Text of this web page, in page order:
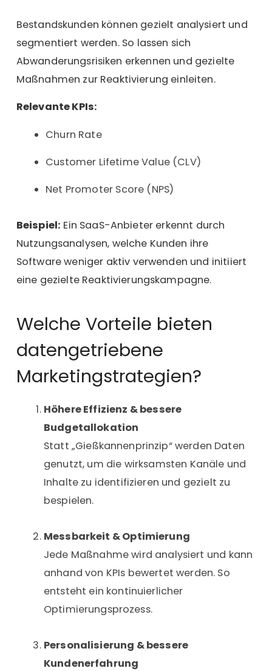
Bestandskunden können gezielt analysiert und
segmentiert werden. So lassen sich
Abwanderungsrisiken erkennen und gezielte
Maßnahmen zur Reaktivierung einleiten.
Relevante KPIs:
Churn Rate
Customer Lifetime Value (CLV)
Net Promoter Score (NPS)
Beispiel: Ein SaaS-Anbieter erkennt durch
Nutzungsanalysen, welche Kunden ihre
Software weniger aktiv verwenden und initiiert
eine gezielte Reaktivierungskampagne.
Welche Vorteile bieten
datengetriebene
Marketingstrategien?
Höhere Effizienz & bessere
Budgetallokation
Statt „Gießkannenprinzip“ werden Daten
genutzt, um die wirksamsten Kanäle und
Inhalte zu identifizieren und gezielt zu
bespielen.
Messbarkeit & Optimierung
Jede Maßnahme wird analysiert und kann
anhand von KPIs bewertet werden. So
entsteht ein kontinuierlicher
Optimierungsprozess.
Personalisierung & bessere
Kundenerfahrung